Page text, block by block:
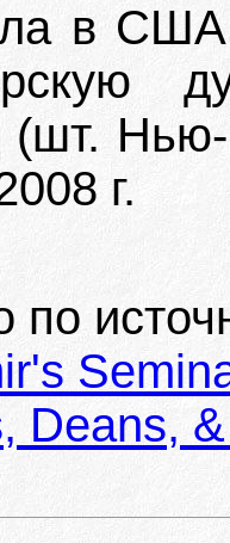
в
(шт.
г.
по
Deans,